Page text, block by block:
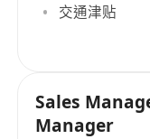
交通津贴
Sales
Manager